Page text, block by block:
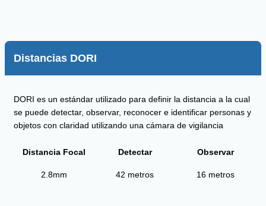
Distancias DORI
DORI es un estándar utilizado para definir la distancia a la cual
se puede detectar, observar, reconocer e identificar personas y
objetos con claridad utilizando una cámara de vigilancia
Distancia Focal Detectar Observar
2.8mm 42 metros 16 metros